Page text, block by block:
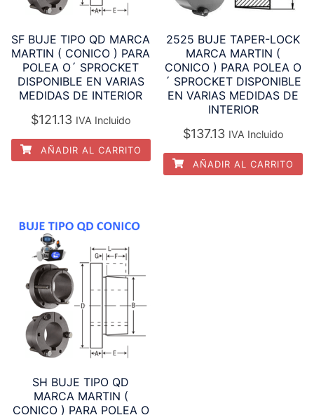
SF BUJE TIPO QD MARCA
MARTIN ( CONICO ) PARA
POLEA O´ SPROCKET
DISPONIBLE EN VARIAS
MEDIDAS DE INTERIOR
$121.13 IVA Incluido
AÑADIR AL CARRITO
2525 BUJE TAPER-LOCK
MARCA MARTIN (
CONICO ) PARA POLEA O
´ SPROCKET DISPONIBLE
EN VARIAS MEDIDAS DE
INTERIOR
$137.13 IVA Incluido
AÑADIR AL CARRITO
SH BUJE TIPO QD
MARCA MARTIN (
CONICO ) PARA POLEA O